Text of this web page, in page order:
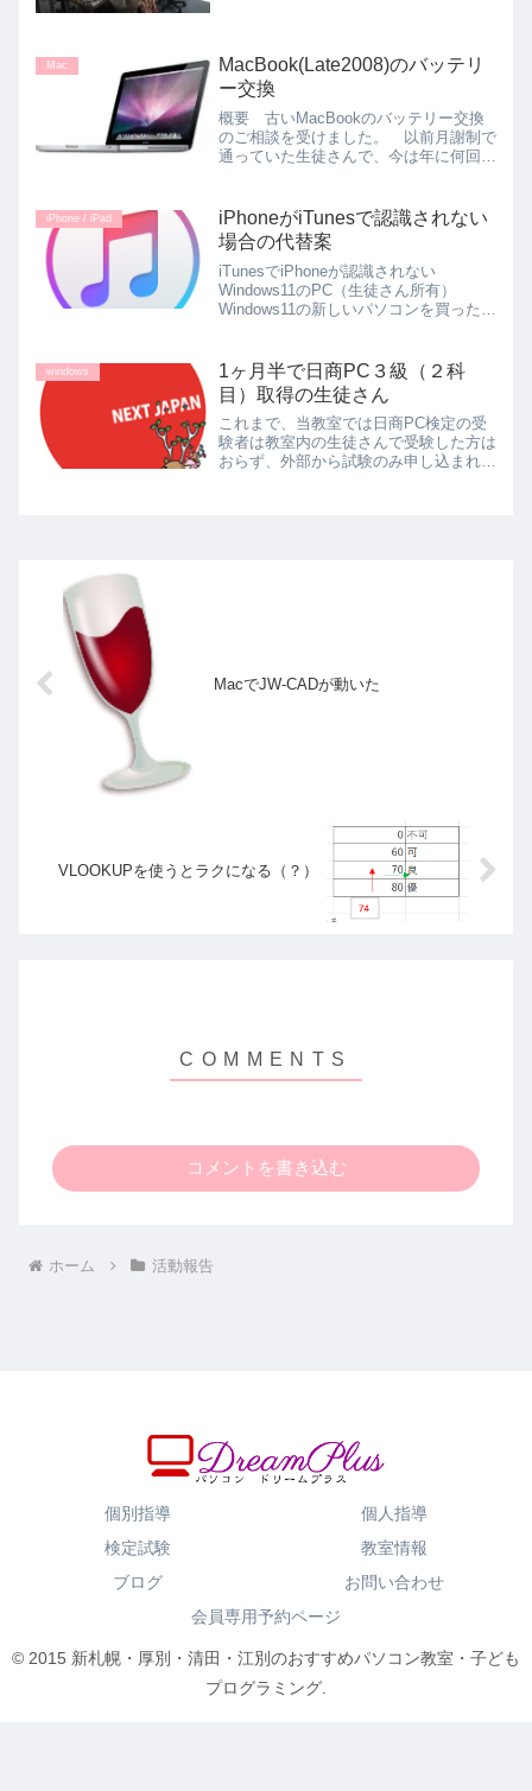
た。Windowsの入門...
Mac
MacBook(Late2008)のバッテリ
ー交換
概要 古いMacBookのバッテリー交換
のご相談を受けました。 以前月謝制で
通っていた生徒さんで、今は年に何回か
MacBookは結構古いマシンで、2008年
製。型番はMB46...
iPhone / iPad
iPhoneがiTunesで認識されない
場合の代替案
iTunesでiPhoneが認識されない
Windows11のPC（生徒さん所有）
Windows11の新しいパソコンを買った生
コン自体はiPhoneを認識しています。...
windows
1ヶ月半で日商PC３級（２科
目）取得の生徒さん
これまで、当教室では日商PC検定の受
験者は教室内の生徒さんで受験した方は
おらず、外部から試験のみ申し込まれて
MacでJW-CADが動いた
VLOOKUPを使うとラクになる（？）
コメントを書き込む
ホーム 活動報告
個別指導
個人指導
検定試験
教室情報
ブログ
お問い合わせ
会員専用予約ページ
© 2015 新札幌・厚別・清田・江別のおすすめパソコン教室・子ども
プログラミング.